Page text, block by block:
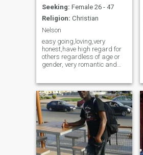
Seeking: Female 26 - 47
Religion: Christian
Nelson
easy going,loving,very
honest,have high regard for
others regardless of age or
gender, very romantic and
guy with fear of God